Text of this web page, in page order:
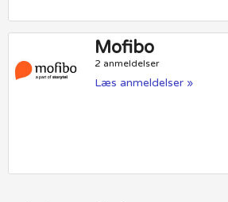
Mofibo
2 anmeldelser
Læs anmeldelser »